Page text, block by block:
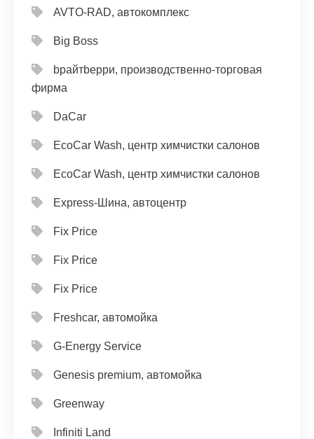
AVTO-RAD, автокомплекс
Big Boss
bрайтbерри, производственно-торговая
фирма
DaCar
EcoCar Wash, центр химчистки салонов
EcoCar Wash, центр химчистки салонов
Express-Шина, автоцентр
Fix Price
Fix Price
Fix Price
Freshcar, автомойка
G-Energy Service
Genesis premium, автомойка
Greenway
Infiniti Land